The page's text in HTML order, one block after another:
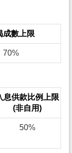
成數上限
70%
息供款比例上限
(非自用)
50%